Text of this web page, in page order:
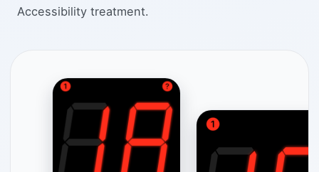
Accessibility treatment.